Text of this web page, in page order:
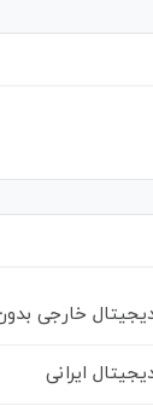
خارجی
ایرانی